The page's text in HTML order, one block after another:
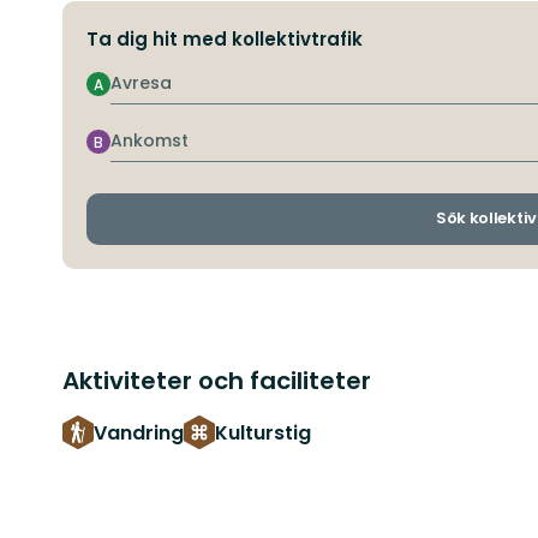
Ta dig hit med kollektivtrafik
Avresa
A
Ankomst
B
Sök
Aktiviteter och faciliteter
Vandring Kulturstig